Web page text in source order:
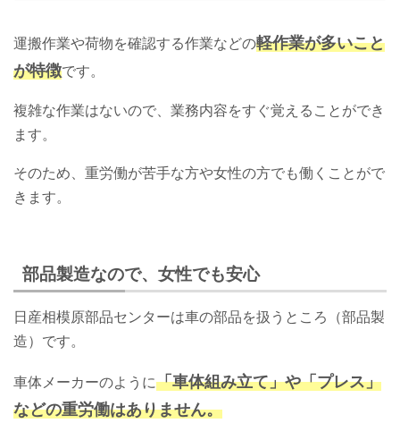
運搬作業や荷物を確認する作業などの軽作業が多いこと
が特徴です。
複雑な作業はないので、業務内容をすぐ覚えることができ
ます。
そのため、重労働が苦手な方や女性の方でも働くことがで
きます。
部品製造なので、女性でも安心
日産相模原部品センターは車の部品を扱うところ（部品製
造）です。
車体メーカーのように「車体組み立て」や「プレス」
などの重労働はありません。